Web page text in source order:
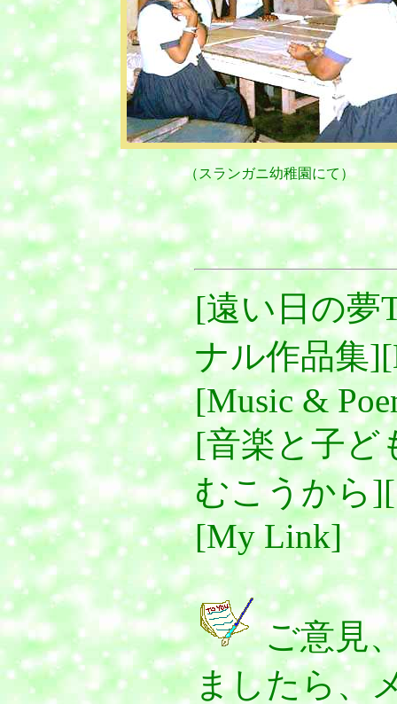
（スランガニ幼稚園にて）
[遠い日の夢
ナル作品集]
[Music &
[音楽と子ど
むこうから]
[My Link]
ご意見
ましたら、